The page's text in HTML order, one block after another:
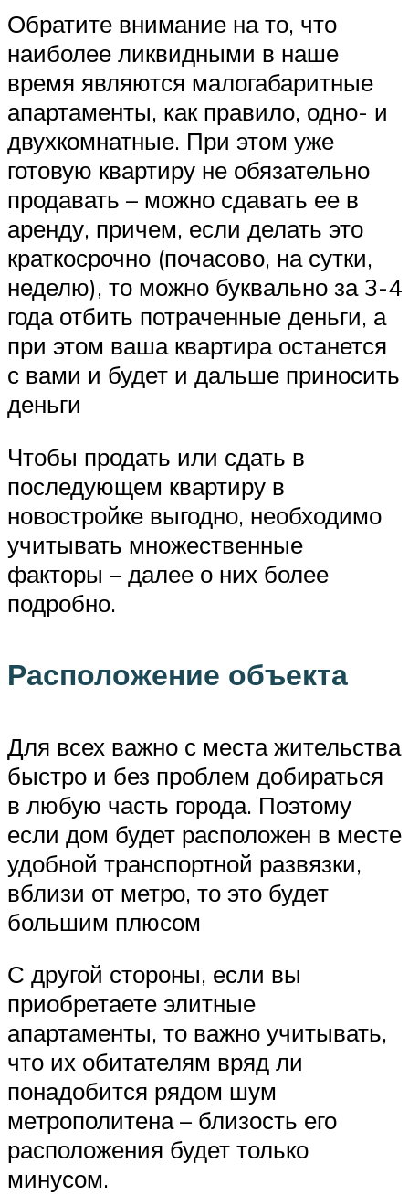
Обратите внимание на то, что
наиболее ликвидными в наше
время являются малогабаритные
апартаменты, как правило, одно- и
двухкомнатные. При этом уже
готовую квартиру не обязательно
продавать – можно сдавать ее в
аренду, причем, если делать это
краткосрочно (почасово, на сутки,
неделю), то можно буквально за 3-4
года отбить потраченные деньги, а
при этом ваша квартира останется
с вами и будет и дальше приносить
деньги
Чтобы продать или сдать в
последующем квартиру в
новостройке выгодно, необходимо
учитывать множественные
факторы – далее о них более
подробно.
Расположение объекта
Для всех важно с места жительства
быстро и без проблем добираться
в любую часть города. Поэтому
если дом будет расположен в месте
удобной транспортной развязки,
вблизи от метро, то это будет
большим плюсом
С другой стороны, если вы
приобретаете элитные
апартаменты, то важно учитывать,
что их обитателям вряд ли
понадобится рядом шум
метрополитена – близость его
расположения будет только
минусом.